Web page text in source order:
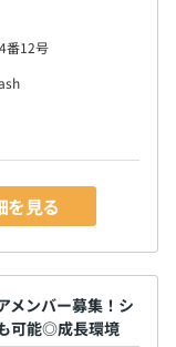
番12号
を見る
メンバー募集！シ
可能◎成長環境